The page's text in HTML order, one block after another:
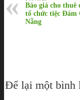
Báo giá cho thuê
tổ chức tiệc
Nẵng
Để lại một bình